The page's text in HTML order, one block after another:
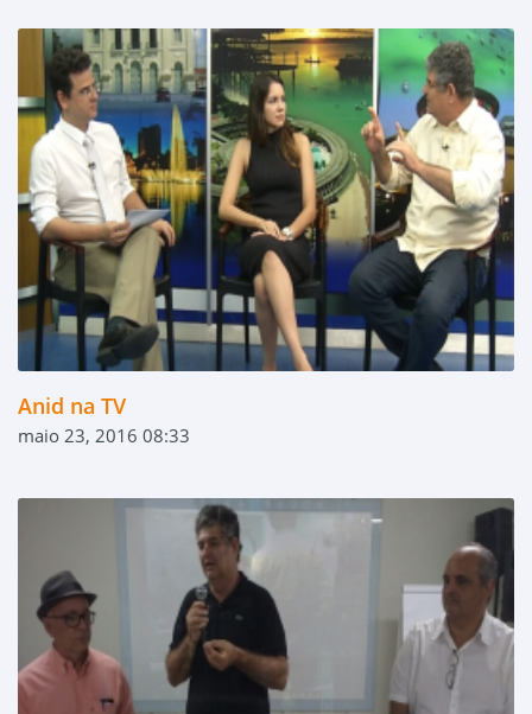
Anid na TV
maio 23, 2016 08:33